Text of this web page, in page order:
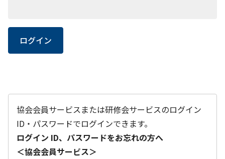
ログイン
協会会員サービスまたは研修会サービスのログイン
ID・パスワードでログインできます。
ログイン ID、パスワードをお忘れの方へ
＜協会会員サービス＞